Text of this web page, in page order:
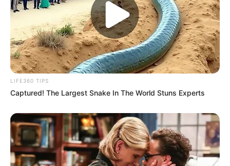
TAGS
ΕΥΒΟΙΑ
ΠΑΛΙΑ ΓΕΦΥΡΑ ΧΑΛΚΙΔΑΣ
LIFE360 TIPS
Captured! The Largest Snake In The World Stuns Experts